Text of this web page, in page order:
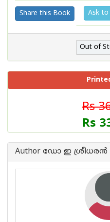
Share this Book Ask
Out of
Rs
Rs
Author ഡോ ഇ ശ്രീധരന്‍